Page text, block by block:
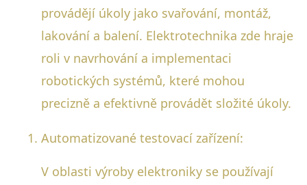
provádějí úkoly jako svařování, montáž,
lakování a balení. Elektrotechnika zde hraje
roli v navrhování a implementaci
robotických systémů, které mohou
precizně a efektivně provádět složité úkoly.
Automatizované testovací zařízení:
V oblasti výroby elektroniky se používají